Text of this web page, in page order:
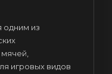
одним из
игровых видов